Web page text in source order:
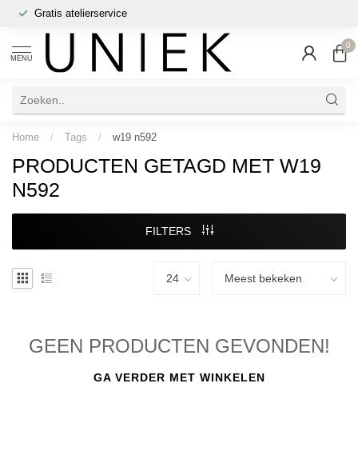
Gratis atelierservice
MENU
0
Home / Tags / w19 n592
PRODUCTEN GETAGD MET W19
N592
FILTERS
GEEN PRODUCTEN GEVONDEN!
GA VERDER MET WINKELEN